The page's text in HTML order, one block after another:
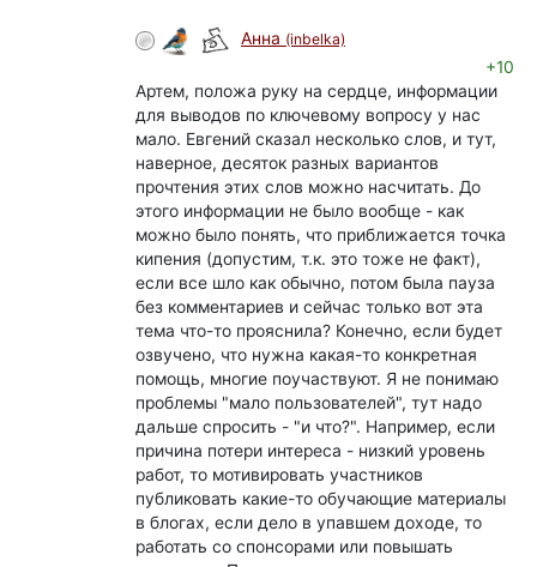
Анна (inbelka)
+10
Артем, положа руку на сердце, информации
для выводов по ключевому вопросу у нас
мало. Евгений сказал несколько слов, и тут,
наверное, десяток разных вариантов
прочтения этих слов можно насчитать. До
этого информации не было вообще - как
можно было понять, что приближается точка
кипения (допустим, т.к. это тоже не факт),
если все шло как обычно, потом была пауза
без комментариев и сейчас только вот эта
тема что-то прояснила? Конечно, если будет
озвучено, что нужна какая-то конкретная
помощь, многие поучаствуют. Я не понимаю
проблемы "мало пользователей", тут надо
дальше спросить - "и что?". Например, если
причина потери интереса - низкий уровень
работ, то мотивировать участников
публиковать какие-то обучающие материалы
в блогах, если дело в упавшем доходе, то
работать со спонсорами или повышать